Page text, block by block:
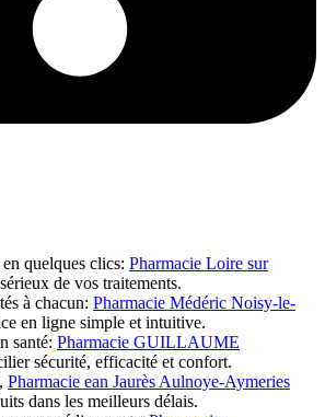
quelques clics: Pharmacie Loire sur
de vos traitements.
à chacun: Pharmacie Médéric Noisy-le-
en ligne simple et intuitive.
santé: Pharmacie GUILLAUME
sécurité, efficacité et confort.
Pharmacie ean Jaurès Aulnoye-Aymeries
dans les meilleurs délais.